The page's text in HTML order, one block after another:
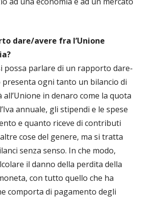
dare/avere fra l’Unione
possa parlare di un rapporto dare-
presenta ogni tanto un bilancio di
all’Unione in denaro come la quota
annuale, gli stipendi e le spese
e quanto riceve di contributi
cose del genere, ma si tratta
senza senso. In che modo,
il danno della perdita della
con tutto quello che ha
comporta di pagamento degli